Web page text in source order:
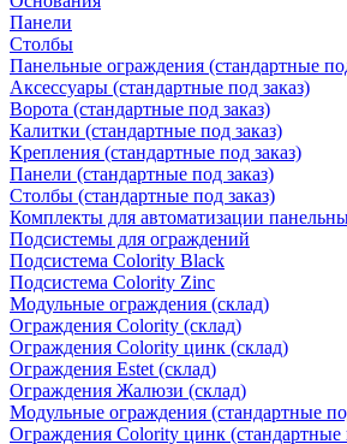
Панели
Столбы
Панельные ограждения (стандартные
Аксессуары (стандартные под заказ)
Ворота (стандартные под заказ)
Калитки (стандартные под заказ)
Крепления (стандартные под заказ)
Панели (стандартные под заказ)
Столбы (стандартные под заказ)
Комплекты для автоматизации
Подсистемы для ограждений
Подсистема Colority Black
Подсистема Colority Zinc
Модульные ограждения (склад)
Ограждения Colority (склад)
Ограждения Colority цинк (склад)
Ограждения Estet (склад)
Ограждения Жалюзи (склад)
Модульные ограждения (стандартные
Ограждения Colority цинк (стандартные